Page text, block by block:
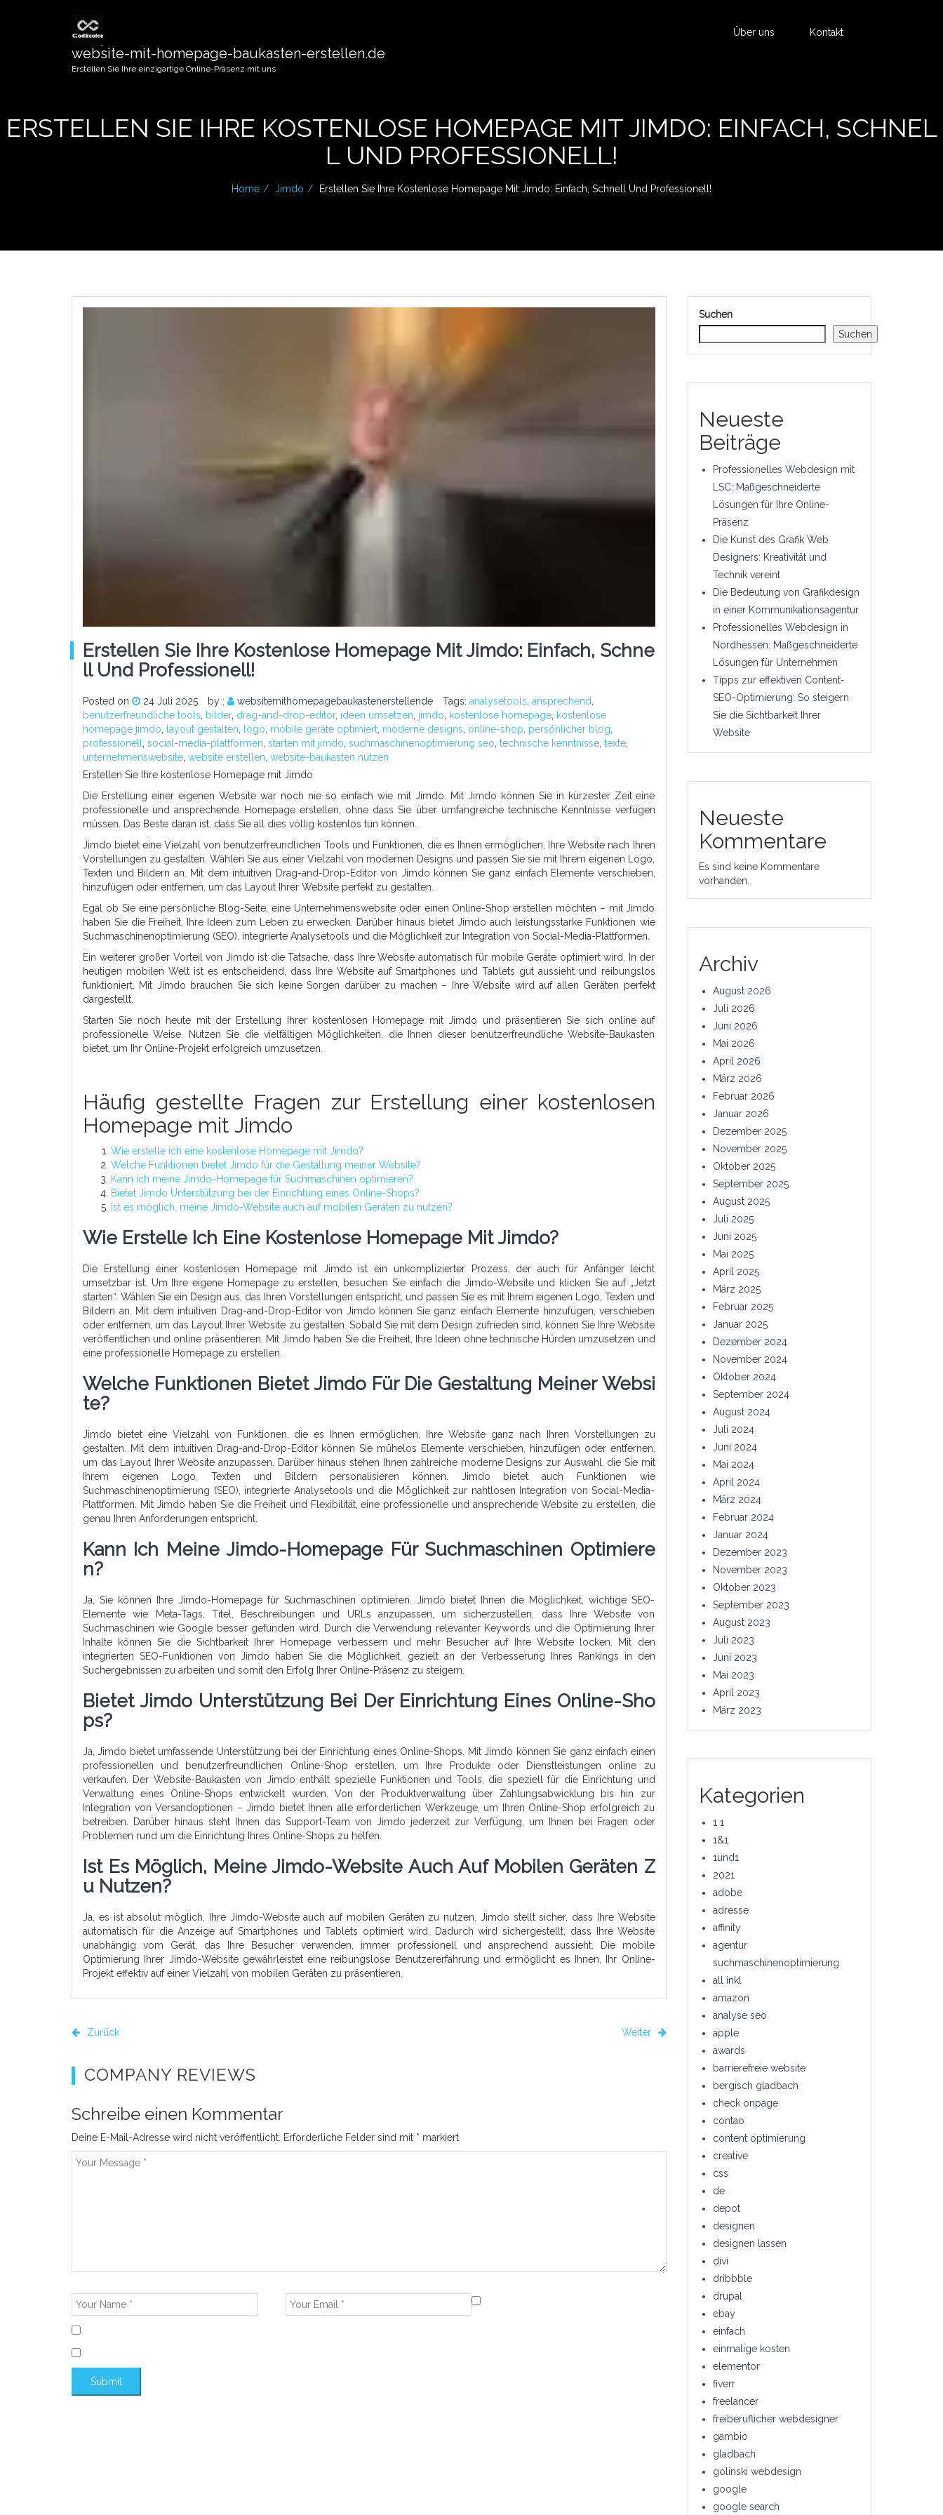
website-mit-homepage-baukasten-erstellen.de
Erstellen Sie Ihre einzigartige Online-Präsenz mit uns
Über uns Kontakt
ERSTELLEN SIE IHRE KOSTENLOSE HOMEPAGE MIT JIMDO: EINFACH, SCHNEL
L UND PROFESSIONELL!
Home Jimdo Erstellen Sie Ihre Kostenlose Homepage Mit Jimdo: Einfach, Schnell Und Professionell!
Erstellen Sie Ihre Kostenlose Homepage Mit Jimdo: Einfach, Schne
Ll Und Professionell!
Posted on 24 Juli 2025 by : websitemithomepagebaukastenerstellende Tags: analysetools, ansprechend,
benutzerfreundliche tools, bilder, drag-and-drop-editor, ideen umsetzen, jimdo, kostenlose homepage, kostenlose
homepage jimdo, layout gestalten, logo, mobile geräte optimiert, moderne designs, online-shop, persönlicher blog,
professionell, social-media-plattformen, starten mit jimdo, suchmaschinenoptimierung seo, technische kenntnisse, texte,
unternehmenswebsite, website erstellen, website-baukasten nutzen
Erstellen Sie Ihre kostenlose Homepage mit Jimdo
Die Erstellung einer eigenen Website war noch nie so einfach wie mit Jimdo. Mit Jimdo können Sie in kürzester Zeit eine
professionelle und ansprechende Homepage erstellen, ohne dass Sie über umfangreiche technische Kenntnisse verfügen
müssen. Das Beste daran ist, dass Sie all dies völlig kostenlos tun können.
Jimdo bietet eine Vielzahl von benutzerfreundlichen Tools und Funktionen, die es Ihnen ermöglichen, Ihre Website nach Ihren
Vorstellungen zu gestalten. Wählen Sie aus einer Vielzahl von modernen Designs und passen Sie sie mit Ihrem eigenen Logo,
Texten und Bildern an. Mit dem intuitiven Drag-and-Drop-Editor von Jimdo können Sie ganz einfach Elemente verschieben,
hinzufügen oder entfernen, um das Layout Ihrer Website perfekt zu gestalten.
Egal ob Sie eine persönliche Blog-Seite, eine Unternehmenswebsite oder einen Online-Shop erstellen möchten – mit Jimdo
haben Sie die Freiheit, Ihre Ideen zum Leben zu erwecken. Darüber hinaus bietet Jimdo auch leistungsstarke Funktionen wie
Suchmaschinenoptimierung (SEO), integrierte Analysetools und die Möglichkeit zur Integration von Social-Media-Plattformen.
Ein weiterer großer Vorteil von Jimdo ist die Tatsache, dass Ihre Website automatisch für mobile Geräte optimiert wird. In der
heutigen mobilen Welt ist es entscheidend, dass Ihre Website auf Smartphones und Tablets gut aussieht und reibungslos
funktioniert. Mit Jimdo brauchen Sie sich keine Sorgen darüber zu machen – Ihre Website wird auf allen Geräten perfekt
dargestellt.
Starten Sie noch heute mit der Erstellung Ihrer kostenlosen Homepage mit Jimdo und präsentieren Sie sich online auf
professionelle Weise. Nutzen Sie die vielfältigen Möglichkeiten, die Ihnen dieser benutzerfreundliche Website-Baukasten
bietet, um Ihr Online-Projekt erfolgreich umzusetzen.
Häufig gestellte Fragen zur Erstellung einer kostenlosen
Homepage mit Jimdo
Wie erstelle ich eine kostenlose Homepage mit Jimdo?
Welche Funktionen bietet Jimdo für die Gestaltung meiner Website?
Kann ich meine Jimdo-Homepage für Suchmaschinen optimieren?
Bietet Jimdo Unterstützung bei der Einrichtung eines Online-Shops?
Ist es möglich, meine Jimdo-Website auch auf mobilen Geräten zu nutzen?
Wie Erstelle Ich Eine Kostenlose Homepage Mit Jimdo?
Die Erstellung einer kostenlosen Homepage mit Jimdo ist ein unkomplizierter Prozess, der auch für Anfänger leicht
umsetzbar ist. Um Ihre eigene Homepage zu erstellen, besuchen Sie einfach die Jimdo-Website und klicken Sie auf „Jetzt
starten“. Wählen Sie ein Design aus, das Ihren Vorstellungen entspricht, und passen Sie es mit Ihrem eigenen Logo, Texten und
Bildern an. Mit dem intuitiven Drag-and-Drop-Editor von Jimdo können Sie ganz einfach Elemente hinzufügen, verschieben
oder entfernen, um das Layout Ihrer Website zu gestalten. Sobald Sie mit dem Design zufrieden sind, können Sie Ihre Website
veröffentlichen und online präsentieren. Mit Jimdo haben Sie die Freiheit, Ihre Ideen ohne technische Hürden umzusetzen und
eine professionelle Homepage zu erstellen.
Welche Funktionen Bietet Jimdo Für Die Gestaltung Meiner Websi
Te?
Jimdo bietet eine Vielzahl von Funktionen, die es Ihnen ermöglichen, Ihre Website ganz nach Ihren Vorstellungen zu
gestalten. Mit dem intuitiven Drag-and-Drop-Editor können Sie mühelos Elemente verschieben, hinzufügen oder entfernen,
um das Layout Ihrer Website anzupassen. Darüber hinaus stehen Ihnen zahlreiche moderne Designs zur Auswahl, die Sie mit
Ihrem eigenen Logo, Texten und Bildern personalisieren können. Jimdo bietet auch Funktionen wie
Suchmaschinenoptimierung (SEO), integrierte Analysetools und die Möglichkeit zur nahtlosen Integration von Social-Media-
Plattformen. Mit Jimdo haben Sie die Freiheit und Flexibilität, eine professionelle und ansprechende Website zu erstellen, die
genau Ihren Anforderungen entspricht.
Kann Ich Meine Jimdo-Homepage Für Suchmaschinen Optimiere
N?
Ja, Sie können Ihre Jimdo-Homepage für Suchmaschinen optimieren. Jimdo bietet Ihnen die Möglichkeit, wichtige SEO-
Elemente wie Meta-Tags, Titel, Beschreibungen und URLs anzupassen, um sicherzustellen, dass Ihre Website von
Suchmaschinen wie Google besser gefunden wird. Durch die Verwendung relevanter Keywords und die Optimierung Ihrer
Inhalte können Sie die Sichtbarkeit Ihrer Homepage verbessern und mehr Besucher auf Ihre Website locken. Mit den
integrierten SEO-Funktionen von Jimdo haben Sie die Möglichkeit, gezielt an der Verbesserung Ihres Rankings in den
Suchergebnissen zu arbeiten und somit den Erfolg Ihrer Online-Präsenz zu steigern.
Bietet Jimdo Unterstützung Bei Der Einrichtung Eines Online-Sho
Ps?
Ja, Jimdo bietet umfassende Unterstützung bei der Einrichtung eines Online-Shops. Mit Jimdo können Sie ganz einfach einen
professionellen und benutzerfreundlichen Online-Shop erstellen, um Ihre Produkte oder Dienstleistungen online zu
verkaufen. Der Website-Baukasten von Jimdo enthält spezielle Funktionen und Tools, die speziell für die Einrichtung und
Verwaltung eines Online-Shops entwickelt wurden. Von der Produktverwaltung über Zahlungsabwicklung bis hin zur
Integration von Versandoptionen – Jimdo bietet Ihnen alle erforderlichen Werkzeuge, um Ihren Online-Shop erfolgreich zu
betreiben. Darüber hinaus steht Ihnen das Support-Team von Jimdo jederzeit zur Verfügung, um Ihnen bei Fragen oder
Problemen rund um die Einrichtung Ihres Online-Shops zu helfen.
Ist Es Möglich, Meine Jimdo-Website Auch Auf Mobilen Geräten Z
U Nutzen?
Ja, es ist absolut möglich, Ihre Jimdo-Website auch auf mobilen Geräten zu nutzen. Jimdo stellt sicher, dass Ihre Website
automatisch für die Anzeige auf Smartphones und Tablets optimiert wird. Dadurch wird sichergestellt, dass Ihre Website
unabhängig vom Gerät, das Ihre Besucher verwenden, immer professionell und ansprechend aussieht. Die mobile
Optimierung Ihrer Jimdo-Website gewährleistet eine reibungslose Benutzererfahrung und ermöglicht es Ihnen, Ihr Online-
Projekt effektiv auf einer Vielzahl von mobilen Geräten zu präsentieren.
Zurück Weiter
COMPANY REVIEWS
Schreibe einen Kommentar
Deine E-Mail-Adresse wird nicht veröffentlicht. Erforderliche Felder sind mit * markiert
Suchen
Suchen
Neueste
Beiträge
Professionelles Webdesign mit
LSC: Maßgeschneiderte
Lösungen für Ihre Online-
Präsenz
Die Kunst des Grafik Web
Designers: Kreativität und
Technik vereint
Die Bedeutung von Grafikdesign
in einer Kommunikationsagentur
Professionelles Webdesign in
Nordhessen: Maßgeschneiderte
Lösungen für Unternehmen
Tipps zur effektiven Content-
SEO-Optimierung: So steigern
Sie die Sichtbarkeit Ihrer
Website
Neueste
Kommentare
Es sind keine Kommentare
vorhanden.
Archiv
August 2026
Juli 2026
Juni 2026
Mai 2026
April 2026
März 2026
Februar 2026
Januar 2026
Dezember 2025
November 2025
Oktober 2025
September 2025
August 2025
Juli 2025
Juni 2025
Mai 2025
April 2025
März 2025
Februar 2025
Januar 2025
Dezember 2024
November 2024
Oktober 2024
September 2024
August 2024
Juli 2024
Juni 2024
Mai 2024
April 2024
März 2024
Februar 2024
Januar 2024
Dezember 2023
November 2023
Oktober 2023
September 2023
August 2023
Juli 2023
Juni 2023
Mai 2023
April 2023
März 2023
Kategorien
1 1
1&1
1und1
2021
adobe
adresse
affinity
agentur
suchmaschinenoptimierung
all inkl
amazon
analyse seo
apple
awards
barrierefreie website
bergisch gladbach
check onpage
contao
content optimierung
creative
css
de
depot
designen
designen lassen
divi
dribbble
drupal
ebay
einfach
einmalige kosten
elementor
fiverr
freelancer
freiberuflicher webdesigner
gambio
gladbach
golinski webdesign
google
google search